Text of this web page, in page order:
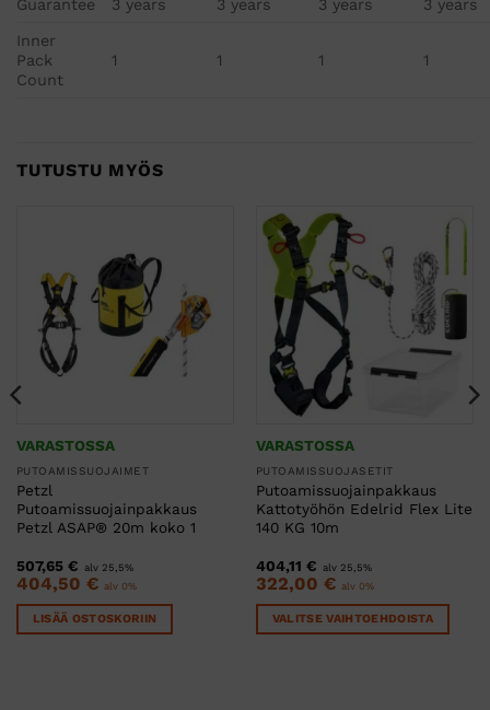
Guarantee 3 years 3 years 3 years 3 years
Inner
Pack
Count
1 1 1 1
TUTUSTU MYÖS
VARASTOSSA
PUTOAMISSUOJAIMET
Petzl
Putoamissuojainpakkaus
Petzl ASAP® 20m koko 1
507,65 € alv 25,5%
404,50 € alv 0%
LISÄÄ OSTOSKORIIN
VARASTOSSA
PUTOAMISSUOJASETIT
Putoamissuojainpakkaus
Kattotyöhön Edelrid Flex Lite
140 KG 10m
404,11 € alv 25,5%
322,00 € alv 0%
VALITSE VAIHTOEHDOISTA